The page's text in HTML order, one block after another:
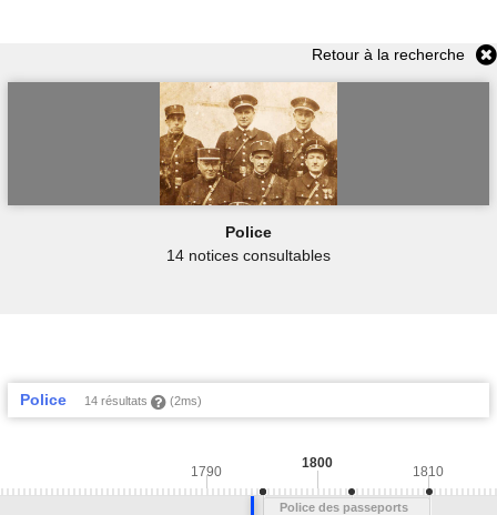
Retour à la recherche
Police
14 notices consultables
Police 14 résultats (2ms)
Police des passeports
1800
1790 1810